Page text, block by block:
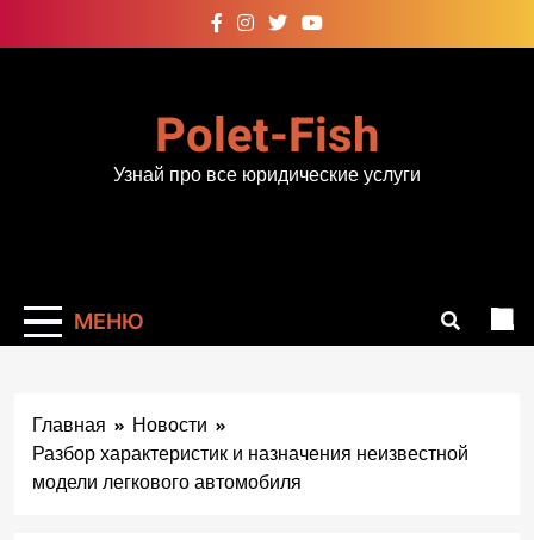
к
Polet-Fish
Узнай про все юридические услуги
МЕНЮ
Главная
Новости
Разбор характеристик и назначения неизвестной
модели легкового автомобиля